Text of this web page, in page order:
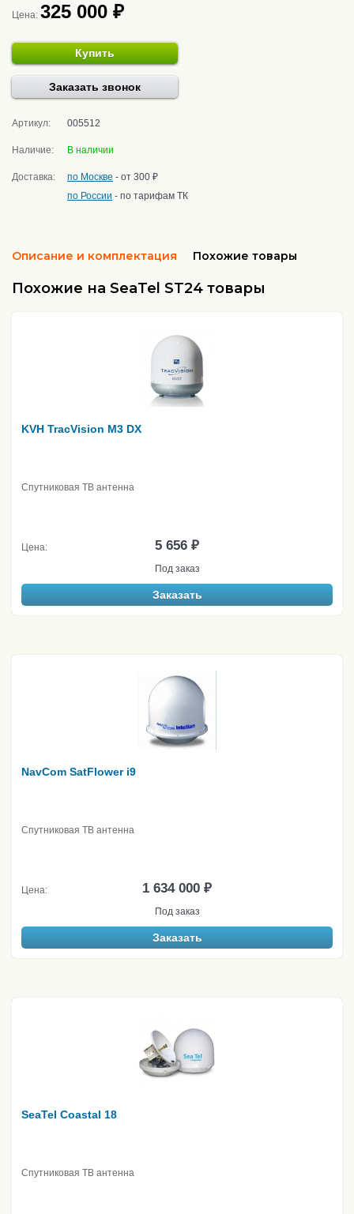
Цена: 325 000 ₽
Купить
Заказать звонок
Артикул: 005512
Наличие: В наличии
Доставка: по Москве - от 300 ₽
по России - по тарифам ТК
Описание и комплектация Похожие товары
Похожие на SeaTel ST24 товары
KVH TracVision М3 DX
Спутниковая ТВ антенна
Цена: 5 656 ₽
Под заказ
Заказать
NavCom SatFlower i9
Спутниковая ТВ антенна
Цена: 1 634 000 ₽
Под заказ
Заказать
SeaTel Coastal 18
Спутниковая ТВ антенна